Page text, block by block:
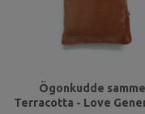
Ögonkudde
Terracotta - Love